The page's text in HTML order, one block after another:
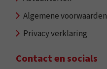
Algemene voorwaarden
Privacy verklaring
Contact en socials